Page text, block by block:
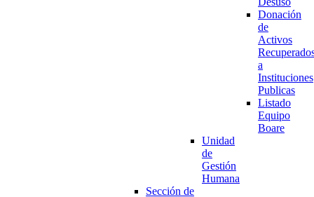
Donación
de
Activos
a
Instituciones
Publicas
Listado
Equipo
Boare
Unidad
de
Gestión
Humana
Sección de